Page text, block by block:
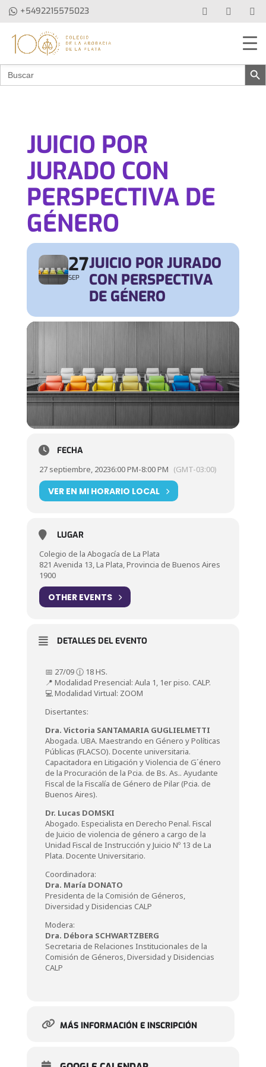
+5492215575023
Buscar: Botón de
JUICIO POR
JURADO CON
PERSPECTIVA DE
GÉNERO
27
SEP
JUICIO POR JURADO
CON PERSPECTIVA
DE GÉNERO
FECHA
27 septiembre, 20236:00 PM-8:00 PM (GMT-03:00)
VER EN MI HORARIO LOCAL
LUGAR
Colegio de la Abogacía de La Plata
821 Avenida 13, La Plata, Provincia de Buenos Aires
1900
OTHER EVENTS
DETALLES DEL EVENTO
📅 27/09 🕧 18 HS.
📍 Modalidad Presencial: Aula 1, 1er piso. CALP.
💻 Modalidad Virtual: ZOOM
Disertantes:
Dra. Victoria SANTAMARIA GUGLIELMETTI
Abogada. UBA. Maestrando en Género y Políticas
Públicas (FLACSO). Docente universitaria.
Capacitadora en Litigación y Violencia de G´énero
de la Procuración de la Pcia. de Bs. As.. Ayudante
Fiscal de la Fiscalía de Género de Pilar (Pcia. de
Buenos Aires).
Dr. Lucas DOMSKI
Abogado. Especialista en Derecho Penal. Fiscal
de Juicio de violencia de género a cargo de la
Unidad Fiscal de Instrucción y Juicio Nº 13 de La
Plata. Docente Universitario.
Coordinadora:
Dra. María DONATO
Presidenta de la Comisión de Géneros,
Diversidad y Disidencias CALP
Modera:
Dra. Débora SCHWARTZBERG
Secretaria de Relaciones Institucionales de la
Comisión de Géneros, Diversidad y Disidencias
CALP
MÁS INFORMACIÓN E INSCRIPCIÓN